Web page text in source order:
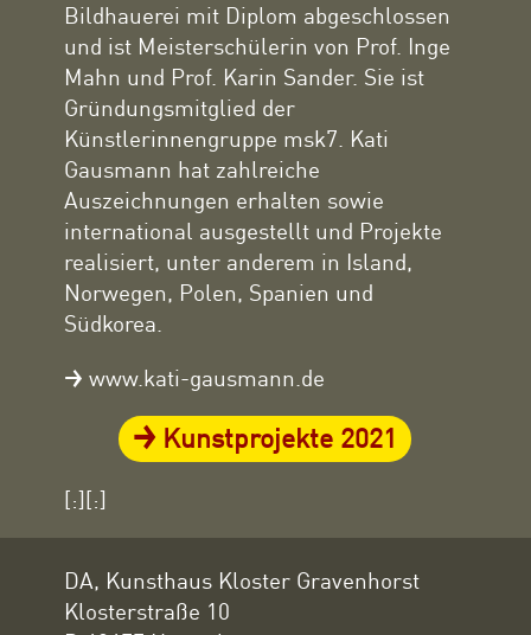
Bildhauerei mit Diplom abgeschlossen
und ist Meisterschülerin von Prof. Inge
Mahn und Prof. Karin Sander. Sie ist
Gründungsmitglied der
Künstlerinnengruppe msk7. Kati
Gausmann hat zahlreiche
Auszeichnungen erhalten sowie
international ausgestellt und Projekte
realisiert, unter anderem in Island,
Norwegen, Polen, Spanien und
Südkorea.
www.kati-gausmann.de
Kunstprojekte 2021
[:][:]
DA, Kunsthaus Kloster Gravenhorst
Klosterstraße 10